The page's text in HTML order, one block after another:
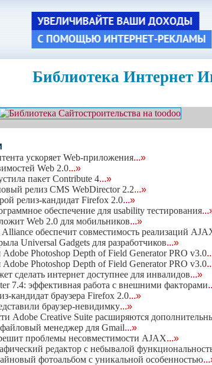
Библиотека Интернет
ускоряет Web-приложения...»
Web 2.0...»
пакет Contribute 4...»
релиз CMS WebDirector 2.2...»
релиз-кандидат Firefox 2.0...»
обеспечение для usability тестирования
Web 2.0 для мобильников...»
обеспечит совместимость реализаций
Universal Gadgets для разработчиков...»
Photoshop Depth of Field Generator PRO v3.0
Photoshop Depth of Field Generator PRO v3.0
сделать интернет доступнее для инвалидов...»
7.4: эффективная работа с внешними факторами
кандидат браузера Firefox 2.0...»
браузер-невидимку...»
Adobe Creative Suite расширяются
менеджер для Gmail...»
проблемы несовместимости AJAX...»
редактор с небывалой
фотоальбом с уникальной особенностью